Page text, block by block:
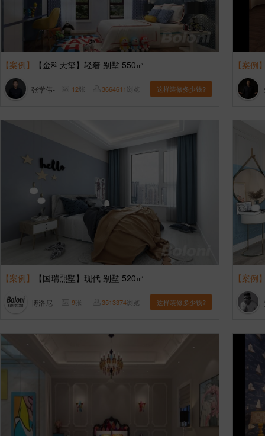
【案例】 【金科天玺】轻奢 别墅 550㎡
张学伟- 12张 3664611浏览 这样装修多少钱?
【案例
【案例】 【国瑞熙墅】现代 别墅 520㎡
博洛尼 9张 3513374浏览 这样装修多少钱?
【案例